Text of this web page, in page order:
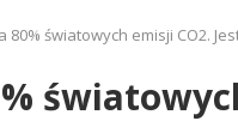
80% światowych emisji CO2.